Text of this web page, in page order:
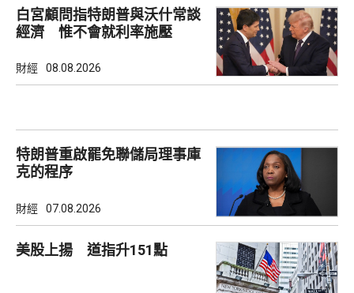
白宮顧問指特朗普與沃什常談
經濟 惟不會就利率施壓
財經 08.08.2026
特朗普重啟罷免聯儲局理事庫
克的程序
財經 07.08.2026
美股上揚 道指升151點